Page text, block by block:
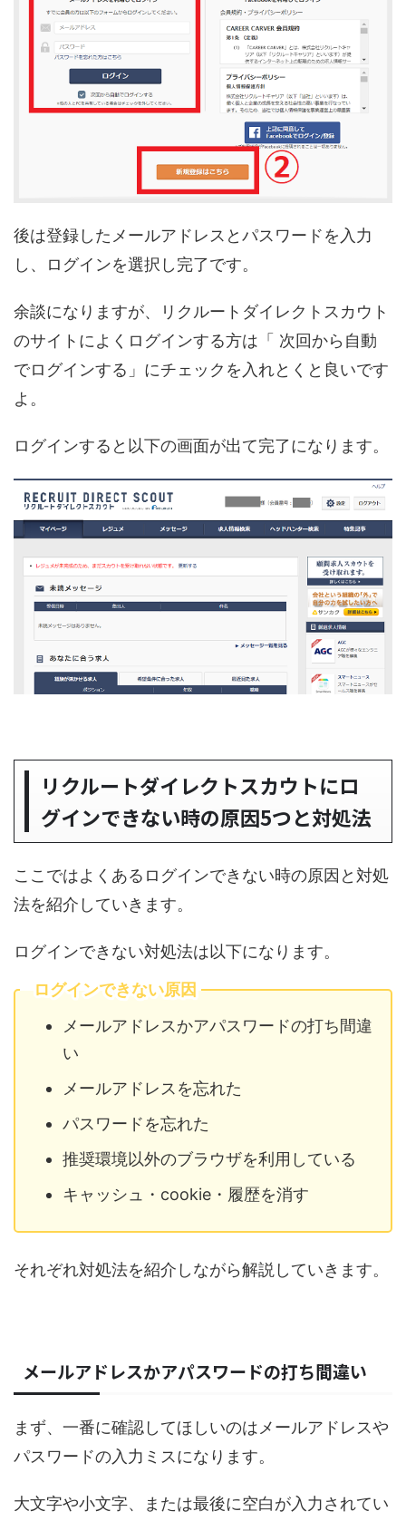
後は登録したメールアドレスとパスワードを入力
し、ログインを選択し完了です。
余談になりますが、リクルートダイレクトスカウト
のサイトによくログインする方は「 次回から自動
でログインする」にチェックを入れとくと良いです
よ。
ログインすると以下の画面が出て完了になります。
リクルートダイレクトスカウトにロ
グインできない時の原因5つと対処法
ここではよくあるログインできない時の原因と対処
法を紹介していきます。
ログインできない対処法は以下になります。
ログインできない原因
メールアドレスかアパスワードの打ち間違
い
メールアドレスを忘れた
パスワードを忘れた
推奨環境以外のブラウザを利用している
キャッシュ・cookie・履歴を消す
それぞれ対処法を紹介しながら解説していきます。
メールアドレスかアパスワードの打ち間違い
まず、一番に確認してほしいのはメールアドレスや
パスワードの入力ミスになります。
大文字や小文字、または最後に空白が入力されてい